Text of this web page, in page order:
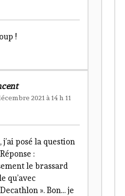
!
2021 à 14 h 11
posé la question
:
le brassard
qu’avec
». Bon… je